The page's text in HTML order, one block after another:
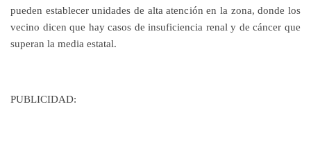
pueden establecer unidades de alta atención en la zona, donde los
vecino dicen que hay casos de insuficiencia renal y de cáncer que
superan la media estatal.
PUBLICIDAD: